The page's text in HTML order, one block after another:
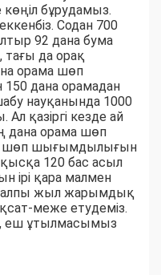
бұрудамыз.
Содан 700
92 дана бума
да орақ
орама шөп
дана орамадан
науқанында 1000
қазіргі кезде ай
дана орама шөп
шөп шығымдылығын
120 бас асыл
ірі қара малмен
жыл жарымдық
меже етудеміз.
еш ұтылмасымыз